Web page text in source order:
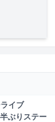
イブ
ぶりステー